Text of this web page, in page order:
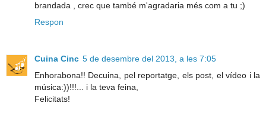
brandada , crec que també m'agradaria més com a tu ;)
Respon
Cuina Cinc 5 de desembre del 2013, a les 7:05
Enhorabona!! Decuina, pel reportatge, els post, el vídeo i la
música:))!!!... i la teva feina,
Felicitats!